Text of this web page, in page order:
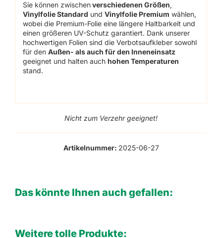
Sie können zwischenverschiedenen Größen,
Vinylfolie Standard undVinylfolie Premium wählen,
wobei die Premium-Folie eine längere Haltbarkeit und
einen größeren UV-Schutz garantiert. Dank unserer
hochwertigen Folien sind die Verbotsaufkleber sowohl
für denAußen- als auch für den Inneneinsatz
geeignet und halten auch hohen Temperaturen
stand.
Nicht zum Verzehr geeignet!
Artikelnummer: 2025-06-27
Das könnte Ihnen auch gefallen:
Weitere tolle Produkte: